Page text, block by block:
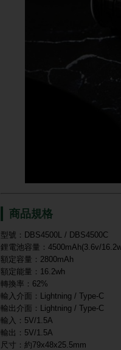
商品規格
型號：DBS4500L / DBS4500C
鋰電池容量：4500mAh(3.6v/
額定容量：2800mAh
額定能量：16.2wh
轉換率：62%
輸入介面：Lightning / Type-C
輸出介面：Lightning / Type-C
輸入：5V/1.5A
輸出：5V/1.5A
尺寸：約79x48x25.5mm